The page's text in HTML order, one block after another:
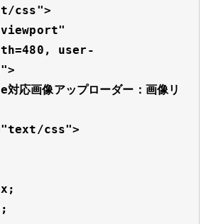
css">
user-
画像アップローダー：画像リ
css">